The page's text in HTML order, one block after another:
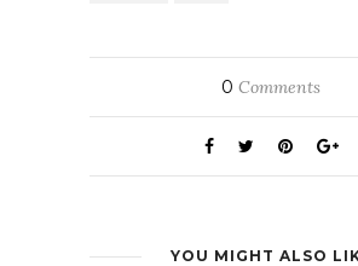
0 Comments
YOU MIGHT ALSO